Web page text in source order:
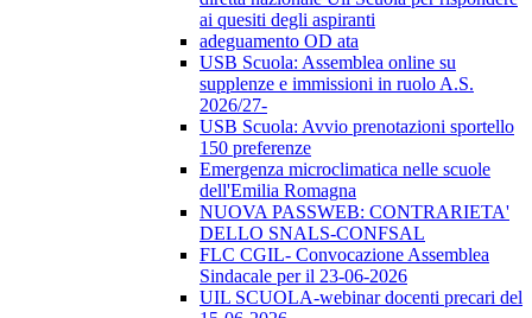
ai quesiti degli aspiranti
adeguamento OD ata
USB Scuola: Assemblea online su
supplenze e immissioni in ruolo A.S.
2026/27-
USB Scuola: Avvio prenotazioni sportello
150 preferenze
Emergenza microclimatica nelle scuole
dell'Emilia Romagna
NUOVA PASSWEB: CONTRARIETA'
DELLO SNALS-CONFSAL
FLC CGIL- Convocazione Assemblea
Sindacale per il 23-06-2026
UIL SCUOLA-webinar docenti precari del